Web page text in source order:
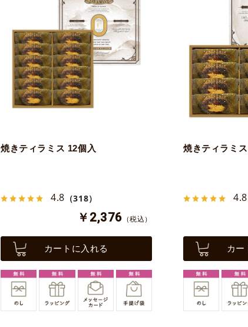
焼きティラミス 12個入
4.8 （318）
￥2,376 （税込）
カートに入れる
焼きティラミ
4.8
カー